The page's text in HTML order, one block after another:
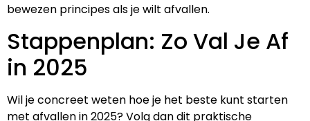
bewezen principes als je wilt afvallen.
Stappenplan: Zo Val Je Af
in 2025
Wil je concreet weten hoe je het beste kunt starten
met afvallen in 2025? Volg dan dit praktische